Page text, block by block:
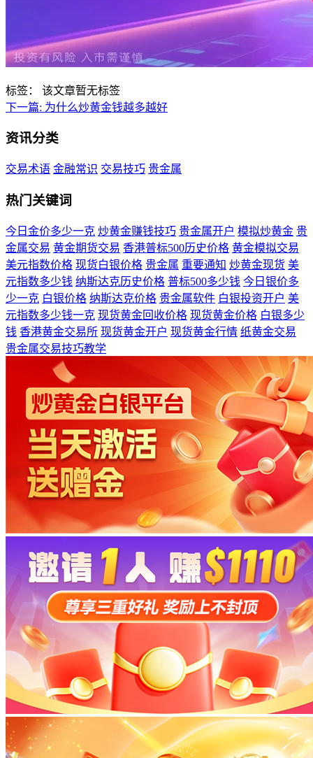
标签：
该文章暂无标签
下一篇: 为什么炒黄金钱越多越好
资讯分类
交易术语 金融常识 交易技巧 贵金属
热门关键词
今日金价多少一克 炒黄金赚钱技巧 贵金属开户 模拟炒黄金 贵
金属交易 黄金期货交易 香港普标500历史价格 黄金模拟交易
美元指数价格 现货白银价格 贵金属 重要通知 炒黄金现货 美
元指数多少钱 纳斯达克历史价格 普标500多少钱 今日银价多
少一克 白银价格 纳斯达克价格 贵金属软件 白银投资开户 美
元指数多少钱一克 现货黄金回收价格 现货黄金价格 白银多少
钱 香港黄金交易所 现货黄金开户 现货黄金行情 纸黄金交易
贵金属交易技巧教学